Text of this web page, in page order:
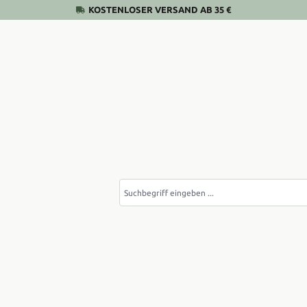
KOSTENLOSER VERSAND AB 35 €